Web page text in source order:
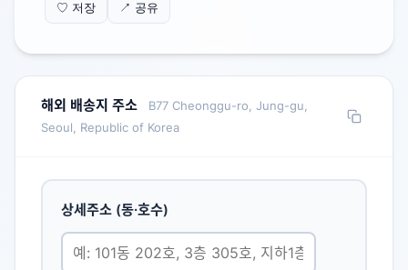
♡ 저장 ↗ 공유
해외 배송지 주소
B77 Cheonggu-ro, Jung-gu,
Seoul, Republic of Korea
상세주소 (동·호수)